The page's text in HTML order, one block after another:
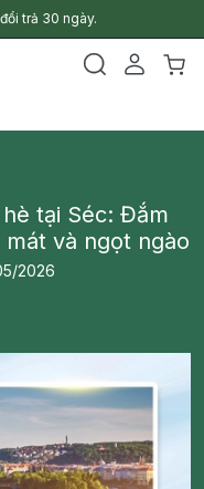
trả 30 ngày.
tại Séc: Đắm
và ngọt ngào
2026